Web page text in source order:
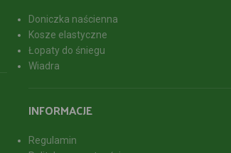
Doniczka naścienna
Kosze elastyczne
Łopaty do śniegu
Wiadra
INFORMACJE
Regulamin